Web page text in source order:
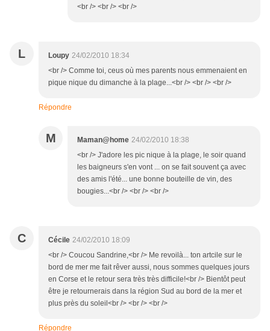
<br /> <br /> <br />
L Loupy 24/02/2010 18:34
<br /> Comme toi, ceus où mes parents nous emmenaient en
pique nique du dimanche à la plage...<br /> <br /> <br />
Répondre
M Maman@home 24/02/2010 18:38
<br /> J'adore les pic nique à la plage, le soir quand
les baigneurs s'en vont ... on se fait souvent ça avec
des amis l'été... une bonne bouteille de vin, des
bougies...<br /> <br /> <br />
C Cécile 24/02/2010 18:09
<br /> Coucou Sandrine,<br /> Me revoilà... ton artcile sur le
bord de mer me fait rêver aussi, nous sommes quelques jours
en Corse et le retour sera très très difficile!<br /> Bientôt peut
être je retournerais dans la région Sud au bord de la mer et
plus près du soleil<br /> <br /> <br />
Répondre